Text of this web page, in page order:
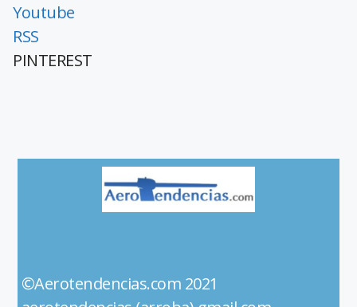
Youtube
RSS
PINTEREST
©Aerotendencias.com 2021